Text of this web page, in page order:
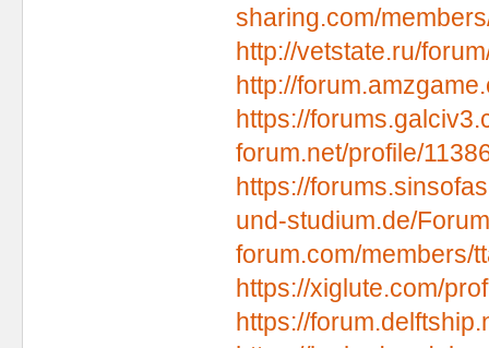
sharing.com/
http://vetstate.ru/
http://
https://
forum.net/profile/
https://
und-studium.de/
forum.com/members/
https://xiglute.com/
https://